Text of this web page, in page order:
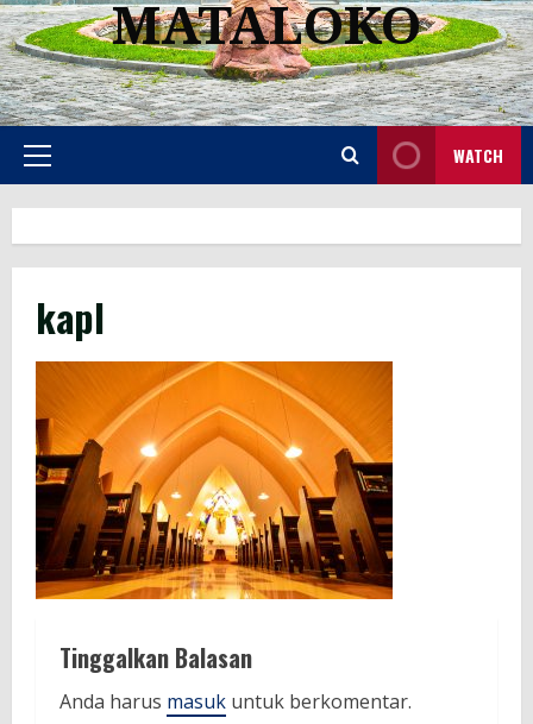
MATALOKO
Primary
WATCH
kapl
Tinggalkan Balasan
Anda harus masuk untuk berkomentar.